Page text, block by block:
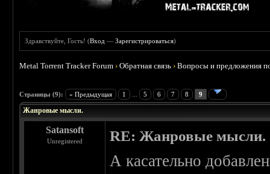
Здравствуйте, Гость! (Вход —Зарегистрироваться)
Metal Torrent Tracker Forum ›Обратная связь ›Вопросы и предложения
Страницы (9): « Предыдущая 1 5 6 7 8 9
Жанровые мысли.
Satansoft
Unregistered RE: Жанровые мысли.
А касательно